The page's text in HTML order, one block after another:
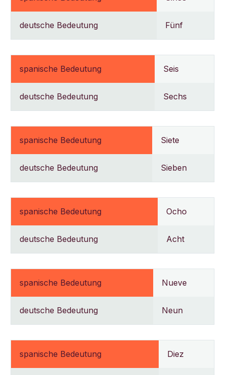
deutsche Bedeutung Fünf
spanische Bedeutung Seis
deutsche Bedeutung Sechs
spanische Bedeutung Siete
deutsche Bedeutung Sieben
spanische Bedeutung Ocho
deutsche Bedeutung Acht
spanische Bedeutung Nueve
deutsche Bedeutung Neun
spanische Bedeutung Diez